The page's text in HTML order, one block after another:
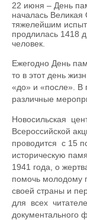
22 июня – День
началась Великая
тяжелейшим
продлилась 1418
человек.
Ежегодно День
то в этот день
«до» и «после». В
различные
Новосильская
Всероссийской
проводится с 15
историческую
1941 года, о
помочь молодому
своей страны и
для всех
документального